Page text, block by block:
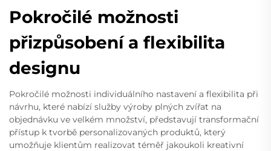
Pokročilé možnosti
přizpůsobení a flexibilita
designu
Pokročilé možnosti individuálního nastavení a flexibilita při
návrhu, které nabízí služby výroby plných zvířat na
objednávku ve velkém množství, představují transformační
přístup k tvorbě personalizovaných produktů, který
umožňuje klientům realizovat téměř jakoukoli kreativní